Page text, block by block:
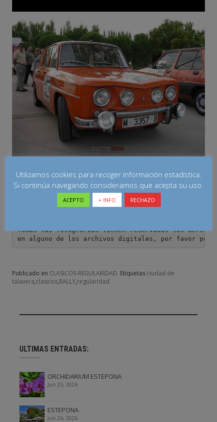
Todas las fotografías tienen reservados los
en alguno de los archivos digitales, por favor
Publicado en CLASICOS-REGULARIDAD Etiquetas ciudad de
talavera,clasicos,RALLY,regularidad
ULTIMAS ENTRADAS:
ORCHIDARIUM ESTEPONA
Jun 25, 2026
ESTEPONA
Jun 24, 2026
Utilizamos cookies para recoger información estadística.
Si continúa navegando consideramos que acepta su uso.
ACEPTO + INFO RECHAZO